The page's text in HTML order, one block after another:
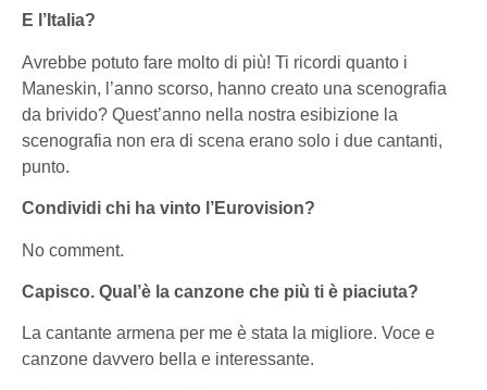
E l’Italia?
Avrebbe potuto fare molto di più! Ti ricordi quanto i
Maneskin, l’anno scorso, hanno creato una scenografia
da brivido? Quest’anno nella nostra esibizione la
scenografia non era di scena erano solo i due cantanti,
punto.
Condividi chi ha vinto l’Eurovision?
No comment.
Capisco. Qual’è la canzone che più ti è piaciuta?
La cantante armena per me è stata la migliore. Voce e
canzone davvero bella e interessante.